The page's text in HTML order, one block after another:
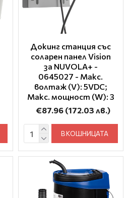
Докинг станция със
соларен панел Vision
за NUVOLA+ -
0645027 - Макс.
волтаж (V): 5VDC;
Макс. мощност (W): 3
€87.96 (172.03 лв.)
В КОШНИЦАТА